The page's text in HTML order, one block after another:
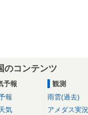
のコンテンツ
予報
報
気
観測
雨雲(過去)
アメダス実況